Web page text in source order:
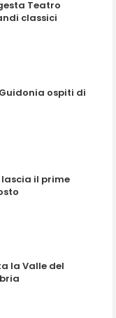
Teatro
classici
ospiti di
lascia il prime
la Valle del